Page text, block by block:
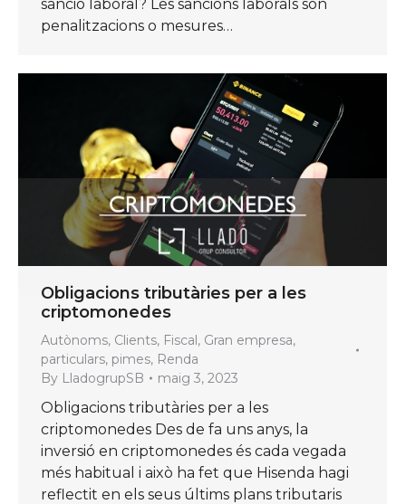
sanció laboral? Les sancions laborals són
penalitzacions o mesures…
Obligacions tributàries per a les
criptomonedes
Autònoms, Clients, Fiscal, Gran empresa,
particulars, pimes, Renda
By LladogrupSB maig 3, 2023
Obligacions tributàries per a les
criptomonedes Des de fa uns anys, la
inversió en criptomonedes és cada vegada
més habitual i això ha fet que Hisenda hagi
reflectit en els seus últims plans tributaris